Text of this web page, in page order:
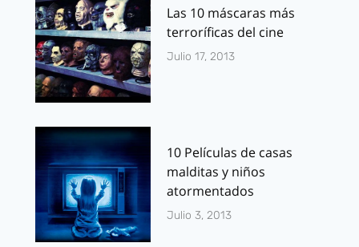
Las 10 máscaras más
terroríficas del cine
Julio 17, 2013
10 Películas de casas
malditas y niños
atormentados
Julio 3, 2013